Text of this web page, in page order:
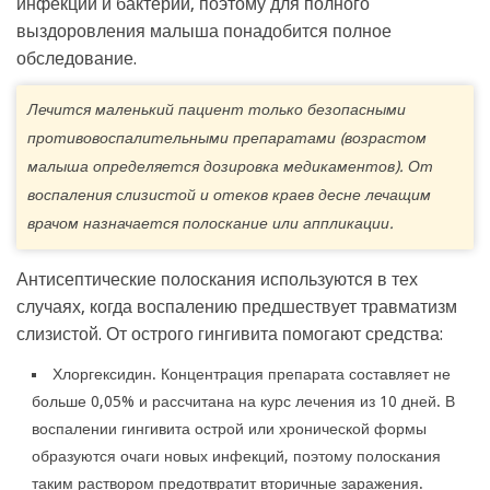
выздоровления малыша понадобится полное
обследование.
Лечится маленький пациент только безопасными
противовоспалительными препаратами (возрастом
малыша определяется дозировка медикаментов). От
воспаления слизистой и отеков краев десне лечащим
врачом назначается полоскание или аппликации.
Антисептические полоскания используются в тех
случаях, когда воспалению предшествует травматизм
слизистой. От острого гингивита помогают средства:
Хлоргексидин. Концентрация препарата составляет не
больше 0,05% и рассчитана на курс лечения из 10 дней. В
воспалении гингивита острой или хронической формы
образуются очаги новых инфекций, поэтому полоскания
таким раствором предотвратит вторичные заражения.